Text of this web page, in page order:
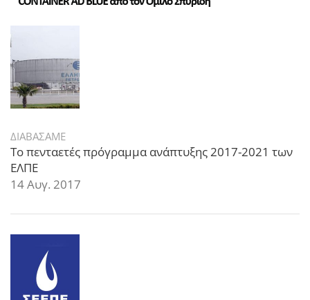
ΔΙΑΒΑΣΑΜΕ
Το πενταετές πρόγραμμα ανάπτυξης 2017-2021 των
ΕΛΠΕ
14 Αυγ. 2017